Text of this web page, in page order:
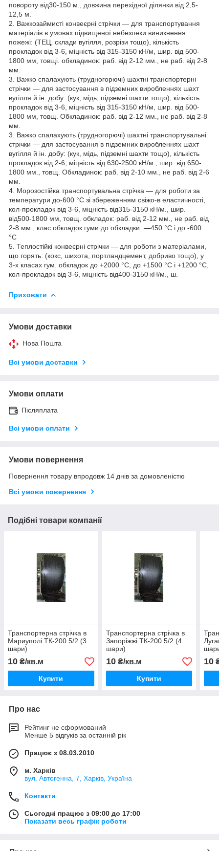
повороту від30-150 м., довжина перехідної ділянки від 2,5-
12,5 м.
2. Важкозаймисті конвеєрні стрічки — для транспортування
матеріалів в умовах підвищеної небезпеки виникнення
пожежі: (ТЕЦ, склади вугілля, розрізи тощо), кількість
прокладок від 3-6, міцність від 315-3150 кН/м, шир. від 500-
1800 мм, товщі. обкладинок: раб. від 2-12 мм., не раб. від 2-8
мм.
3. Важко спалахують (трудногорючі) шахтні транспортерні
стрічки — для застосування в підземних виробленнях шахт
вугілля й ін. добу: (кук, мідь, підземні шахти тощо), кількість
прокладок від 3-6, міцність від 315-3150 кН/м, шир. від 500-
1800 мм, товщ. Обкладинок: раб. від 2-12 мм., не раб. від 2-8
мм.
3. Важко спалахують (трудногорючі) шахтні транспортувальні
стрічки — для застосування в підземних виробленнях шахт
вугілля й ін. добу: (кук, мідь, підземні шахти тощо), кількість
прокладок від 2-6, міцність від 630-2500 кН/м., шир. від 650-
1800 мм., товщ. Обкладинок: раб. від 2-10 мм., не раб. від 2-6
мм.
4. Морозостійка транспортувальна стрічка — для роботи за
температури до-600 °C зі збереженням свіжо-в еластичності,
кол-прокладок від 3-6, міцність від315-3150 кН/м., шир.
від500-1800 мм, товщ. обкладок: раб. від 2-12 мм., не раб. від
2-8 мм., клас обкладок гуми до обкладки. —450 °C і до -600
°C
5. Теплостійкі конвеєрні стрічки — для роботи з матеріалами,
що горять: (кокс, шихота, портландцемент, добриво тощо), у
3-х класах гум. обкладок до +2000 °C, до +1500 °C і +1200 °C,
кол-прокладок від 3-6, міцність від400-3150 кН/м., ш.
Приховати
Умови доставки
Нова Пошта
Всі умови доставки
Умови оплати
Післяплата
Всі умови оплати
Умови повернення
Повернення товару впродовж 14 днів за домовленістю
Всі умови повернення
Подібні товари компанії
Транспортерна стрічка в
Мариуполі ТК-200 5/2 (3
шари)
10 ₴/кв.м
Купити
Транспортерна стрічка в
Запоріжжі ТК-200 5/2 (4
шари)
10₴/кв.м
Купити
10
Про нас
Рейтинг не сформований
Менше 5 відгуків за останній рік
Працює з 08.03.2010
м. Харків
вул. Автогенна, 7, Харків, Україна
Контакти
Сьогодні працює з 09:00 до 17:00
Показати весь графік роботи